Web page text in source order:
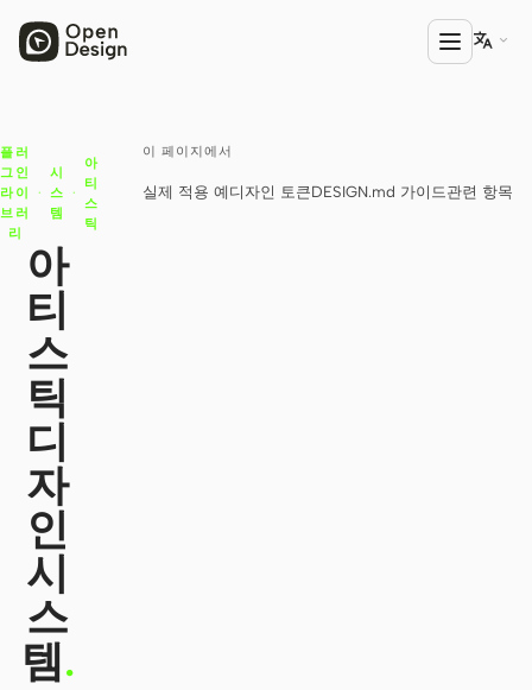
제품
Open Design
HTML Anything
HTML Video
Codex Slides
Codex
OpenCode
Gemini CLI

이 페이지에서
실제 적용 예 디자인 토큰DESIGN.md 가이드관련 항목
플러
그인
라이
브러
리
·
시
스
템
·
아
티
스
틱
아
티
스
틱
디
자
인
시
스
템.